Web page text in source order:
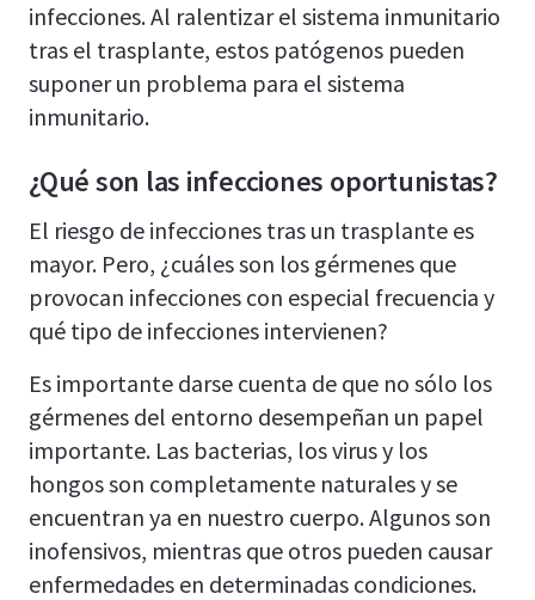
infecciones. Al ralentizar el sistema inmunitario
tras el trasplante, estos patógenos pueden
suponer un problema para el sistema
inmunitario.
¿Qué son las infecciones oportunistas?
El riesgo de infecciones tras un trasplante es
mayor. Pero, ¿cuáles son los gérmenes que
provocan infecciones con especial frecuencia y
qué tipo de infecciones intervienen?
Es importante darse cuenta de que no sólo los
gérmenes del entorno desempeñan un papel
importante. Las bacterias, los virus y los
hongos son completamente naturales y se
encuentran ya en nuestro cuerpo. Algunos son
inofensivos, mientras que otros pueden causar
enfermedades en determinadas condiciones.